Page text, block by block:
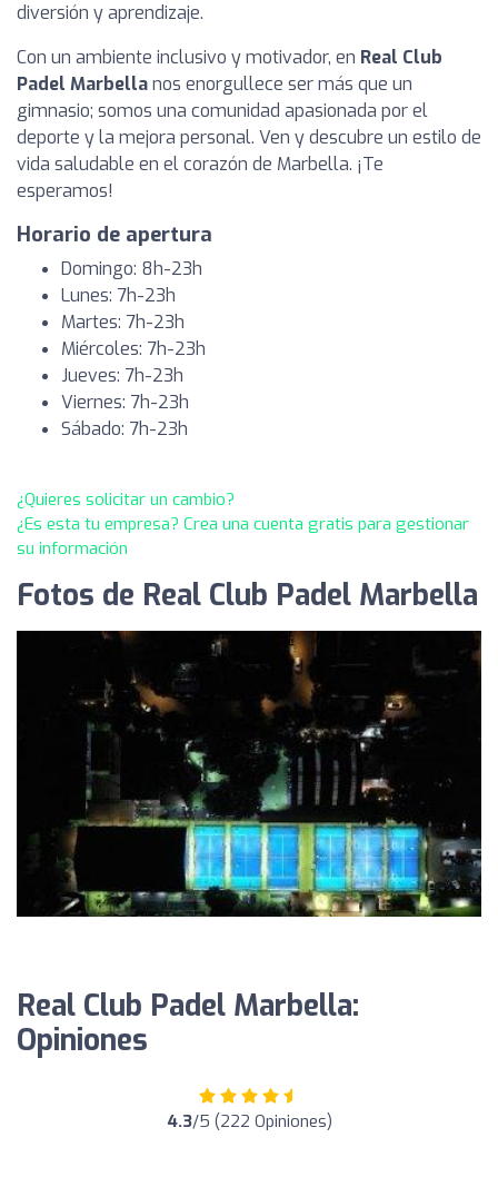
diversión y aprendizaje.
Con un ambiente inclusivo y motivador, en Real Club
Padel Marbellanos enorgullece ser más que un
gimnasio; somos una comunidad apasionada por el
deporte y la mejora personal. Ven y descubre un estilo de
vida saludable en el corazón de Marbella. ¡Te
esperamos!
Horario de apertura
Domingo: 8h-23h
Lunes: 7h-23h
Martes: 7h-23h
Miércoles: 7h-23h
Jueves: 7h-23h
Viernes: 7h-23h
Sábado: 7h-23h
¿Quieres solicitar un cambio?
¿Es esta tu empresa? Crea una cuenta gratis para gestionar
su información
Fotos de Real Club Padel Marbella
Real Club Padel Marbella:
Opiniones
4.3/5 (222 Opiniones)